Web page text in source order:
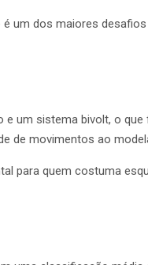
um dos maiores
e um sistema bivolt, o
de movimentos ao
para quem costuma